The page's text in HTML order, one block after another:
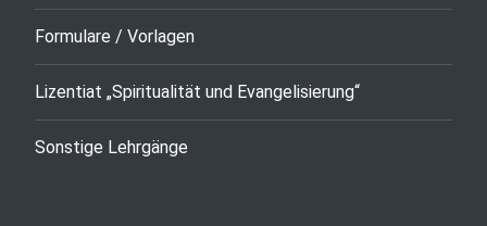
Formulare / Vorlagen
Lizentiat „Spiritualität und Evangelisierung“
Sonstige Lehrgänge